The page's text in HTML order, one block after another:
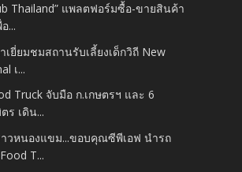
Thailand” แพลตฟอร์มซื้อ-ขายสินค้า
...
เยี่ยมชมสถานรับเลี้ยงเด็กวิถี New
เ...
Truck จับมือ ก.เกษตรฯ และ 6
ร เดิน...
วหนองแขม...ขอบคุณซีพีเอฟ นำรถ
T...